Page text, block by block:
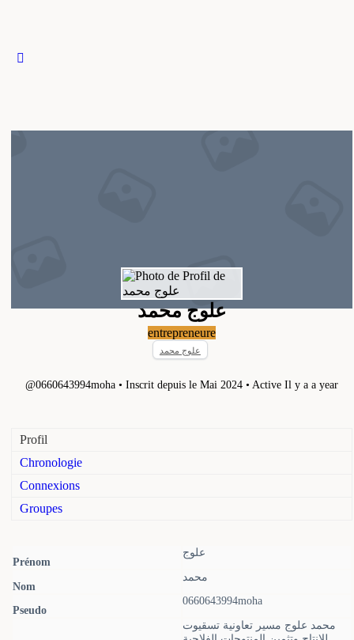
علوج محمد
entrepreneure
علوج محمد
@0660643994moha • Inscrit depuis le Mai 2024• Active Il y a a year
Profil
Chronologie
Connexions
Groupes
Prénom
علوج
Nom
محمد
Pseudo
0660643994moha
محمد علوج مسير تعاونية تسقيوت